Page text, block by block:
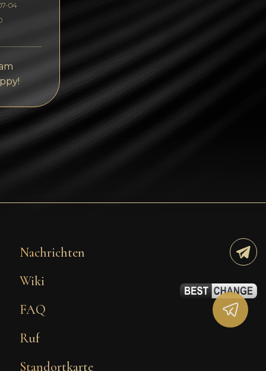
Bitcoin SV (BSV)
Arbitrum
Optimism (OP)
Cosmos (ATOM)
Tezos
Avalanche (AVAX)
Starknet (STRK)
04
Nachrichten
Wiki
FAQ
Ruf
Standortkarte